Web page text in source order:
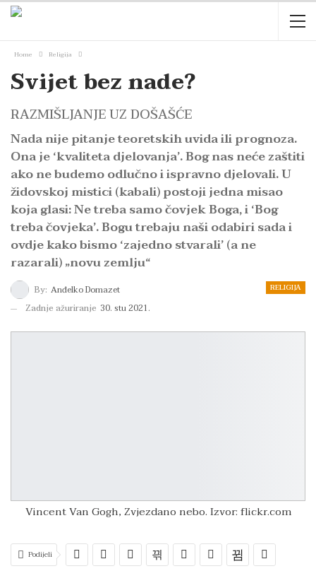
Home Religija
Svijet bez nade?
RAZMIŠLJANJE UZ DOŠAŠĆE
Nada nije pitanje teoretskih uvida ili prognoza.
Ona je ‘kvaliteta djelovanja’. Bog nas neće zaštiti
ako ne budemo odlučno i ispravno djelovali. U
židovskoj mistici (kabali) postoji jedna misao
koja glasi: Ne treba samo čovjek Boga, i ‘Bog
treba čovjeka’. Bogu trebaju naši odabiri sada i
ovdje kako bismo ‘zajedno stvarali’ (a ne
razarali) „novu zemlju“
RELIGIJA
By: Anđelko Domazet
Zadnje ažuriranje 30. stu 2021.
Vincent Van Gogh, Zvjezdano nebo. Izvor: flickr.com
Podijeli